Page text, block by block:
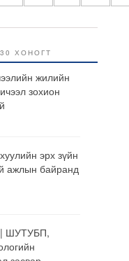
ХОНОГТ
жилийн
зохион
эрх зүйн
ажлын байранд
| ШУТУБП,